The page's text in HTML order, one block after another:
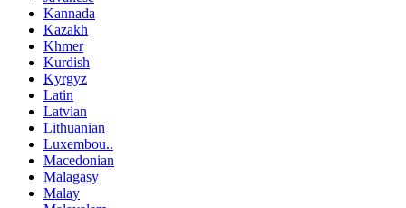
Kannada
Kazakh
Khmer
Kurdish
Kyrgyz
Latin
Latvian
Lithuanian
Luxembou..
Macedonian
Malagasy
Malay